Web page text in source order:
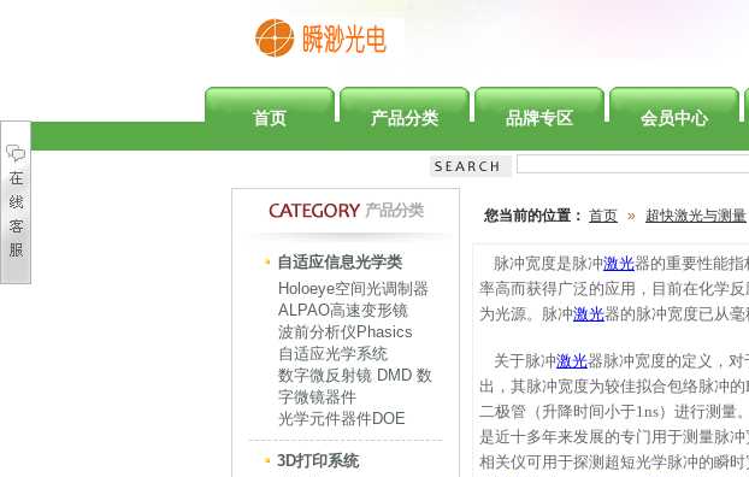
首页 产品分类 品牌专区 会员中心
产品分类
自适应信息光学类
Holoeye空间光调制器
ALPAO高速变形镜
波前分析仪Phasics
自适应光学系统
数字微反射镜 DMD 数
字微镜器件
光学元件器件DOE
3D打印系统
您当前的位置： 首页 » 超快激光与测量
脉冲宽度是脉冲激光器的重要性能
率高而获得广泛的应用，目前在化学
为光源。脉冲激光器的脉冲宽度已从毫
关于脉冲激光器脉冲宽度的定义，
出，其脉冲宽度为较佳拟合包络脉冲
二极管（升降时间小于1ns）进行测量
是近十多年来发展的专门用于测量脉
相关仪可用于探测超短光学脉冲的瞬